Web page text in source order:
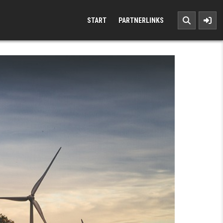
START PARTNERLINKS